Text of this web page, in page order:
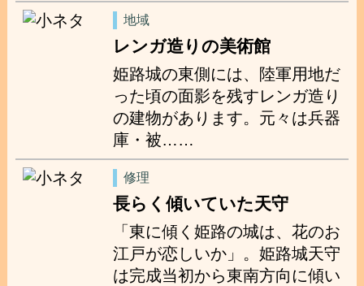
地域
レンガ造りの美術館
姫路城の東側には、陸軍用地だ
った頃の面影を残すレンガ造り
の建物があります。元々は兵器
庫・被……
修理
長らく傾いていた天守
「東に傾く姫路の城は、花のお
江戸が恋しいか」。姫路城天守
は完成当初から東南方向に傾い